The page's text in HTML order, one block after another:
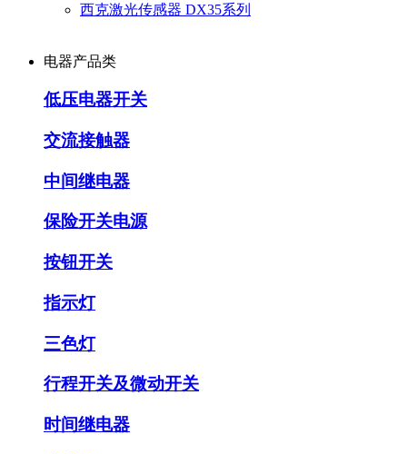
西克激光传感器 DX35系列
电器产品类
低压电器开关
交流接触器
中间继电器
保险开关电源
按钮开关
指示灯
三色灯
行程开关及微动开关
时间继电器